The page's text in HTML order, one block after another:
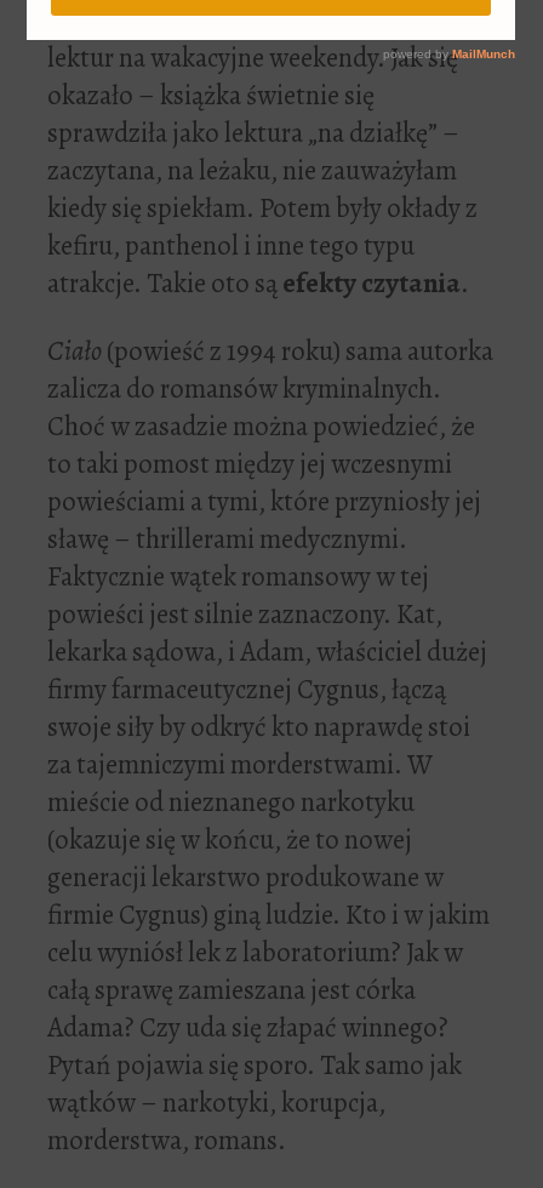
ramach zbierania
lektur na wakacyjne weekendy. Jak się
okazało – książka świetnie się
sprawdziła jako lektura „na działkę” –
zaczytana, na leżaku, nie zauważyłam
kiedy się spiekłam. Potem były okłady z
kefiru, panthenol i inne tego typu
atrakcje. Takie oto sąefekty czytania.
Ciało(powieść z 1994 roku) sama autorka
zalicza do romansów kryminalnych.
Choć w zasadzie można powiedzieć, że
to taki pomost między jej wczesnymi
powieściami a tymi, które przyniosły jej
sławę – thrillerami medycznymi.
Faktycznie wątek romansowy w tej
powieści jest silnie zaznaczony. Kat,
lekarka sądowa, i Adam, właściciel dużej
firmy farmaceutycznej Cygnus, łączą
swoje siły by odkryć kto naprawdę stoi
za tajemniczymi morderstwami. W
mieście od nieznanego narkotyku
(okazuje się w końcu, że to nowej
generacji lekarstwo produkowane w
firmie Cygnus) giną ludzie. Kto i w jakim
celu wyniósł lek z laboratorium? Jak w
całą sprawę zamieszana jest córka
Adama? Czy uda się złapać winnego?
Pytań pojawia się sporo. Tak samo jak
wątków – narkotyki, korupcja,
morderstwa, romans.